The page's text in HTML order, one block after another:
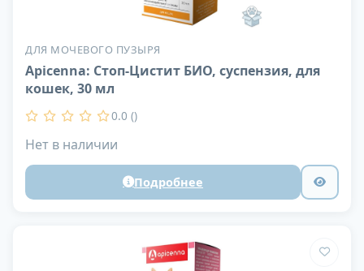
ДЛЯ МОЧЕВОГО ПУЗЫРЯ
Apicenna: Стоп-Цистит БИО, суспензия, для
кошек, 30 мл
0.0 ()
Нет в наличии
Подробнее